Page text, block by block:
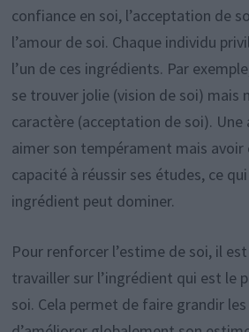
confiance en soi, l’acceptation de
l’amour de soi. Chaque individu
l’un de ces ingrédients. Par
se trouver jolie (vision de soi) mais
caractère (acceptation de soi). Une
aimer son tempérament mais avoir
capacité à réussir ses études, ce
ingrédient peut dominer.
Pour renforcer l’estime de soi, il
travailler sur l’ingrédient qui est le
soi. Cela permet de faire grandir